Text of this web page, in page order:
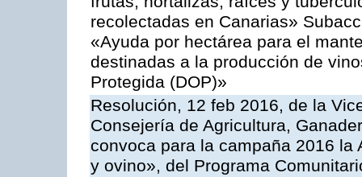
recolectadas en Canarias»
«Ayuda por hectárea para el
destinadas a la producción de
Protegida (DOP)»
Resolución, 12 feb 2016, de la
Consejería de Agricultura,
convoca para la campaña 2016
y ovino», del Programa